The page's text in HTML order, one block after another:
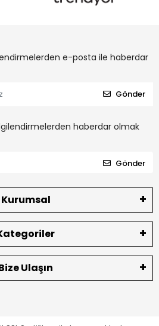
e-posta ile haberdar
Gönder
haberdar olmak
Gönder
Kurumsal
Ulaşın